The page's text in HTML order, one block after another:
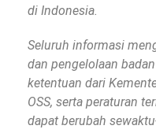
di Indonesia.
Seluruh informasi
dan pengelolaan
ketentuan dari
OSS, serta peraturan
dapat berubah